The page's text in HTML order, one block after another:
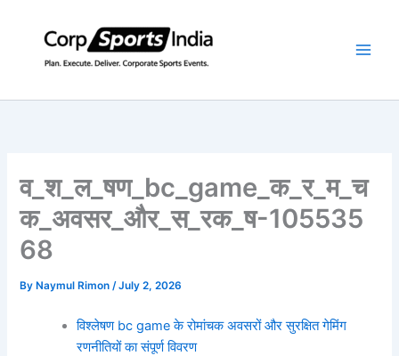
व_श_ल_षण_bc_game_क_र_म_च
क_अवसर_और_स_रक_ष-105535
68
By Naymul Rimon/July 2, 2026
विश्लेषण bc game के रोमांचक अवसरों और सुरक्षित गेमिंग
रणनीतियों का संपूर्ण विवरण